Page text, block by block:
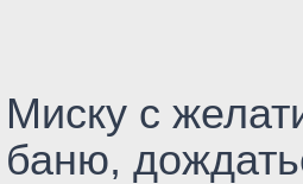
Миску с
баню,